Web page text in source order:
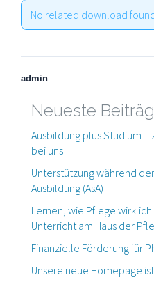
No related download
admin
Neueste
Ausbildung plus Studium
bei uns
Unterstützung während
Ausbildung (AsA)
Lernen, wie Pflege
Unterricht am Haus der
Finanzielle Förderung für
Unsere neue Homepage